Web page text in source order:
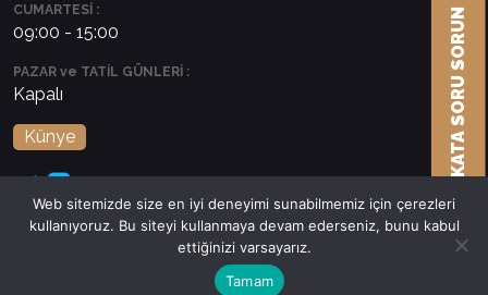
CUMARTESİ :
09:00 - 15:00
PAZAR ve TATİL GÜNLERİ :
Kapalı
Künye
Web sitemizde size en iyi deneyimi sunabilmemiz için çerezleri
kullanıyoruz. Bu siteyi kullanmaya devam ederseniz, bunu kabul
ettiğinizi varsayarız.
Tamam
AVUKATA SORU SORUN